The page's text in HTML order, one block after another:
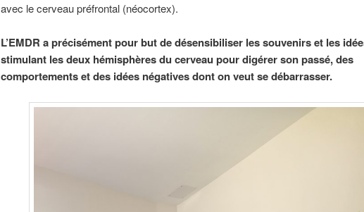
avec le cerveau préfrontal (néocortex).
L’EMDR a précisément pour but de désensibiliser les souvenirs et les
stimulant les deux hémisphères du cerveau pour digérer son passé, des
comportements et des idées négatives dont on veut se débarrasser.